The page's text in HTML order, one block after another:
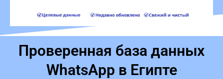
Проверенная база данных
WhatsApp в Египте